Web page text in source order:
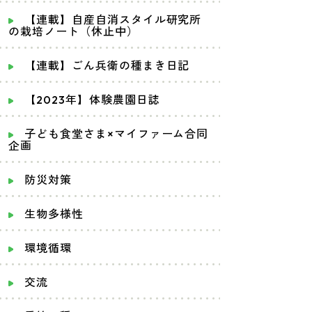
【連載】自産自消スタイル研究所
の栽培ノート（休止中）
【連載】ごん兵衛の種まき日記
【2023年】体験農園日誌
子ども食堂さま×マイファーム合同
企画
防災対策
生物多様性
環境循環
交流